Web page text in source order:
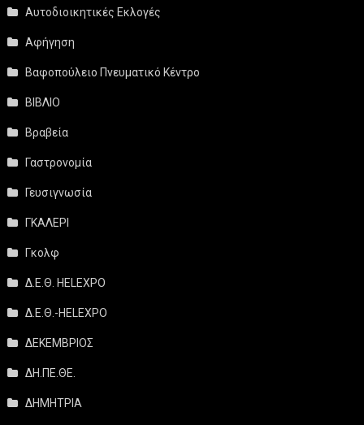
Αυτοδιοικητικές Εκλογές
Αφήγηση
Βαφοπούλειο Πνευματικό Κέντρο
ΒΙΒΛΙΟ
Βραβεία
Γαστρονομία
Γευσιγνωσία
ΓΚΑΛΕΡΙ
Γκολφ
Δ.Ε.Θ. HELEXPO
Δ.Ε.Θ.-HELEXPO
ΔΕΚΕΜΒΡΙΟΣ
ΔΗ.ΠΕ.ΘΕ.
ΔΗΜΗΤΡΙΑ